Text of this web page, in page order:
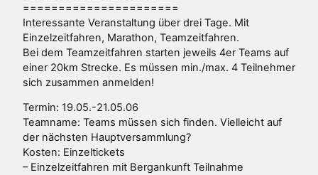
======================
Interessante Veranstaltung über drei Tage. Mit
Einzelzeitfahren, Marathon, Teamzeitfahren.
Bei dem Teamzeitfahren starten jeweils 4er Teams auf
einer 20km Strecke. Es müssen min./max. 4 Teilnehmer
sich zusammen anmelden!
Termin: 19.05.-21.05.06
Teamname: Teams müssen sich finden. Vielleicht auf
der nächsten Hauptversammlung?
Kosten: Einzeltickets
– Einzelzeitfahren mit Bergankunft Teilnahme